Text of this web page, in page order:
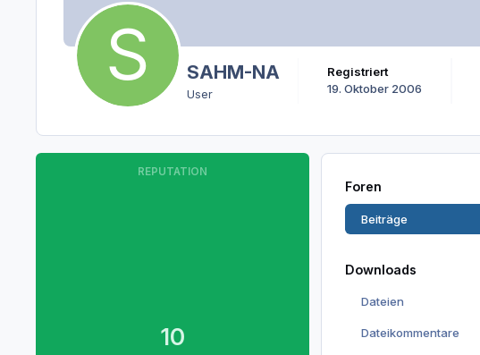
SAHM-NA
User
Registriert
19. Oktober 2006
REPUTATION
10
Foren
Beiträge
Downloads
Dateien
Dateikommentare